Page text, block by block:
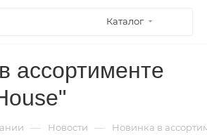
Каталог
ассортименте
— Новости — Новинка в